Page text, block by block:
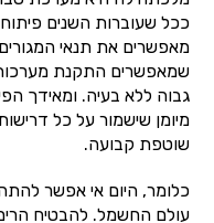
ככל שעוברות השנים
שמאפשרים התקנת
גבוה ללא בעיה. ומאידך
מיומן שישמור על כל
שוטפת קבועה.
כלומר, היום אי אפשר
עולם החשמל. להבטיח